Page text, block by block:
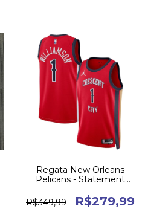
Regata New Orleans
Pelicans - Statement
R$349,99
R$279,99